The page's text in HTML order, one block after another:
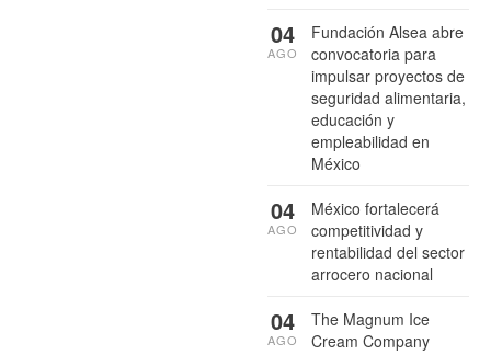
Fundación Alsea abre
convocatoria para
impulsar proyectos de
seguridad alimentaria,
educación y
empleabilidad en
México
04
AGO
México fortalecerá
competitividad y
rentabilidad del sector
arrocero nacional
04
AGO
The Magnum Ice
Cream Company
04
AGO